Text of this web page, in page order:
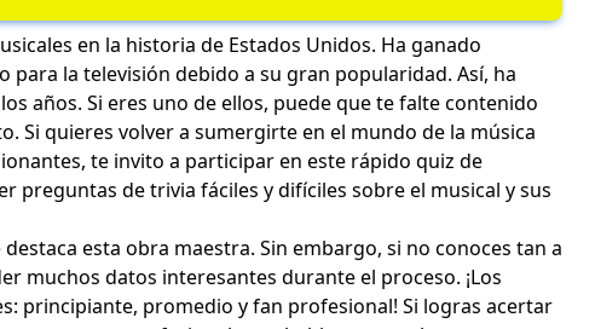
en la historia de Estados Unidos. Ha ganado
para la televisión debido a su gran popularidad. Así, ha
años. Si eres uno de ellos, puede que te falte contenido
Si quieres volver a sumergirte en el mundo de la música
te invito a participar en este rápido quiz de
preguntas de trivia fáciles y difíciles sobre el musical y sus
esta obra maestra. Sin embargo, si no conoces tan a
muchos datos interesantes durante el proceso. ¡Los
principiante, promedio y fan profesional! Si logras acertar